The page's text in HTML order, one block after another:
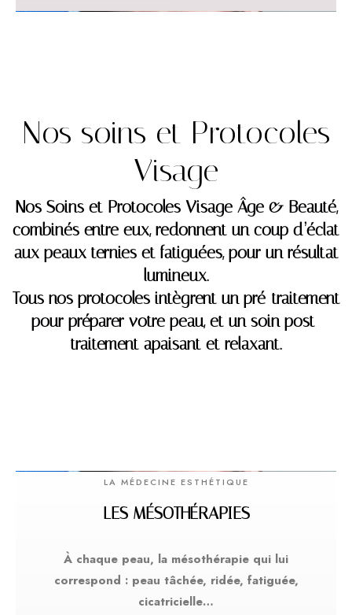
Nos soins et Protocoles
Visage
Nos Soins et Protocoles Visage Âge & Beauté,
combinés entre eux, redonnent un coup d’éclat
aux peaux ternies et fatiguées, pour un résultat
lumineux.
Tous nos protocoles intègrent un pré-traitement
pour préparer votre peau, et un soin post-
traitement apaisant et relaxant.
LA MÉDECINE ESTHÉTIQUE
LES MÉSOTHÉRAPIES
À chaque peau, la mésothérapie qui lui
correspond : peau tâchée, ridée, fatiguée,
cicatricielle…